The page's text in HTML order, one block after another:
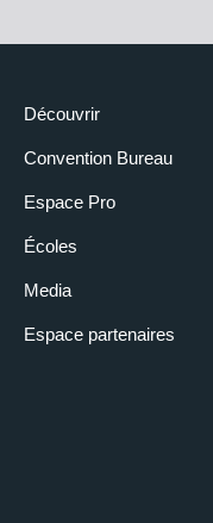
Découvrir
Convention Bureau
Espace Pro
Écoles
Media
Espace partenaires